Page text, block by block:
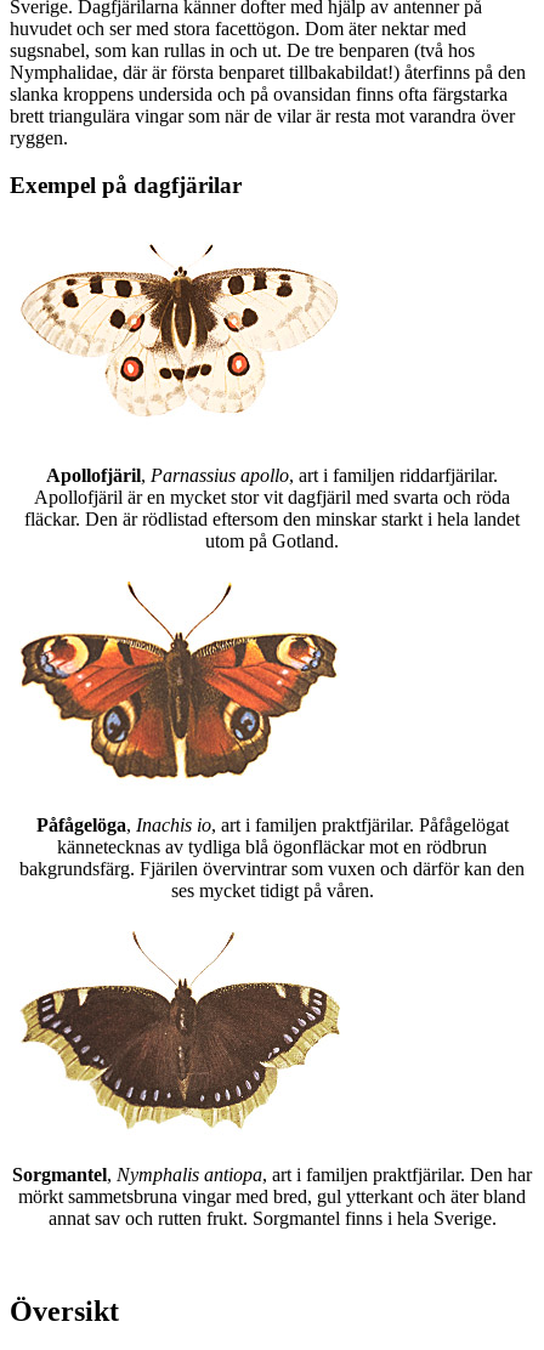
Sverige. Dagfjärilarna känner dofter med hjälp av antenner på
huvudet och ser med stora facettögon. Dom äter nektar med
sugsnabel, som kan rullas in och ut. De tre benparen (två hos
Nymphalidae, där är första benparet tillbakabildat!) återfinns på den
slanka kroppens undersida och på ovansidan finns ofta färgstarka
brett triangulära vingar som när de vilar är resta mot varandra över
ryggen.
Exempel på dagfjärilar
Apollofjäril, Parnassius apollo, art i familjen riddarfjärilar.
Apollofjäril är en mycket stor vit dagfjäril med svarta och röda
fläckar. Den är rödlistad eftersom den minskar starkt i hela landet
utom på Gotland.
Påfågelöga, Inachis io, art i familjen praktfjärilar. Påfågelögat
kännetecknas av tydliga blå ögonfläckar mot en rödbrun
bakgrundsfärg. Fjärilen övervintrar som vuxen och därför kan den
ses mycket tidigt på våren.
Sorgmantel, Nymphalis antiopa, art i familjen praktfjärilar. Den har
mörkt sammetsbruna vingar med bred, gul ytterkant och äter bland
annat sav och rutten frukt. Sorgmantel finns i hela Sverige.
Översikt